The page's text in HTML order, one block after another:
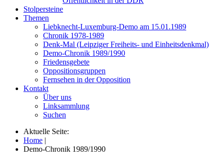
Stolpersteine
Themen
Liebknecht-Luxemburg-Demo am 15.01.1989
Chronik 1978-1989
Denk-Mal (Leipziger Freiheits- und Einheitsdenkmal)
Demo-Chronik 1989/1990
Friedensgebete
Oppositionsgruppen
Fernsehen in der Opposition
Kontakt
Über uns
Linksammlung
Suchen
Aktuelle Seite:
Home |
Demo-Chronik 1989/1990